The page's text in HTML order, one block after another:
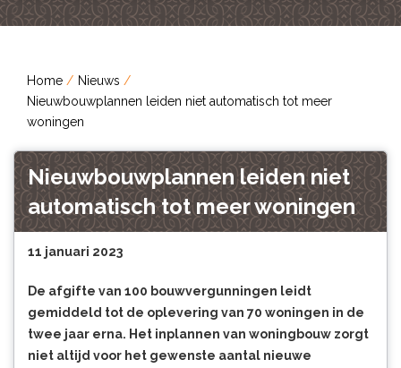
Home
Nieuws
Nieuwbouwplannen leiden niet automatisch tot meer
woningen
Nieuwbouwplannen leiden niet
automatisch tot meer woningen
11 januari 2023
De afgifte van 100 bouwvergunningen leidt
gemiddeld tot de oplevering van 70 woningen in de
twee jaar erna. Het inplannen van woningbouw zorgt
niet altijd voor het gewenste aantal nieuwe